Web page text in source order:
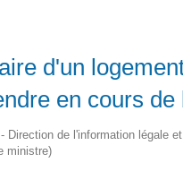
d'un
en cours de
Direction de l'information légale et
ministre)